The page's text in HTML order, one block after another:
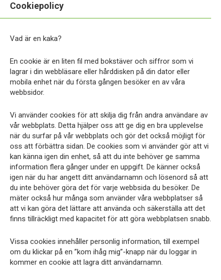
Cookiepolicy
Vad är en kaka?
En cookie är en liten fil med bokstäver och siffror som vi
lagrar i din webbläsare eller hårddisken på din dator eller
mobila enhet när du första gången besöker en av våra
webbsidor.
Vi använder cookies för att skilja dig från andra användare av
vår webbplats. Detta hjälper oss att ge dig en bra upplevelse
när du surfar på vår webbplats och gör det också möjligt för
oss att förbättra sidan. De cookies som vi använder gör att vi
kan känna igen din enhet, så att du inte behöver ge samma
information flera gånger under en uppgift. De känner också
igen när du har angett ditt användarnamn och lösenord så att
du inte behöver göra det för varje webbsida du besöker. De
mäter också hur många som använder våra webbplatser så
att vi kan göra det lättare att använda och säkerställa att det
finns tillräckligt med kapacitet för att göra webbplatsen snabb.
Vissa cookies innehåller personlig information, till exempel
om du klickar på en ”kom ihåg mig”-knapp när du loggar in
kommer en cookie att lagra ditt användarnamn.